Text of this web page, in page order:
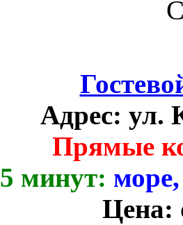
Адрес: ул.
Прямые
5 минут:
Цена: